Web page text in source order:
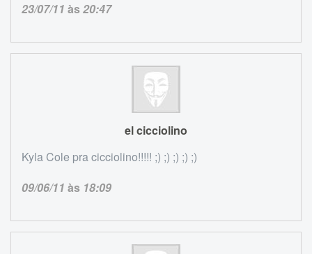
23/07/11 às20:47
el cicciolino
Kyla Cole pra cicciolino!!!!! ;) ;) ;) ;) ;)
09/06/11 às 18:09